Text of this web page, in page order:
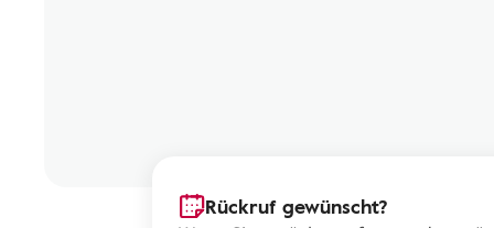
Rückruf gewünscht?